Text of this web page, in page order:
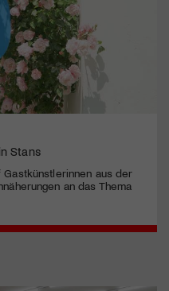
Stans
aus der
an das Thema